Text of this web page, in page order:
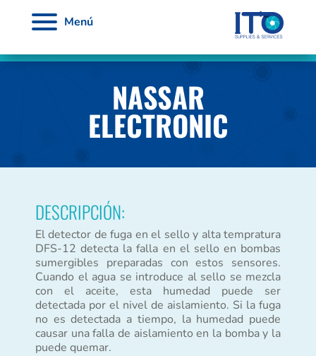
Menú
NASSAR
ELECTRONIC
DESCRIPCIÓN:
El detector de fuga en el sello y alta tempratura
DFS-12 detecta la falla en el sello en bombas
sumergibles preparadas con estos sensores.
Cuando el agua se introduce al sello se mezcla
con el aceite, esta humedad puede ser
detectada por el nivel de aislamiento. Si la fuga
no es detectada a tiempo, la humedad puede
causar una falla de aislamiento en la bomba y la
puede quemar.